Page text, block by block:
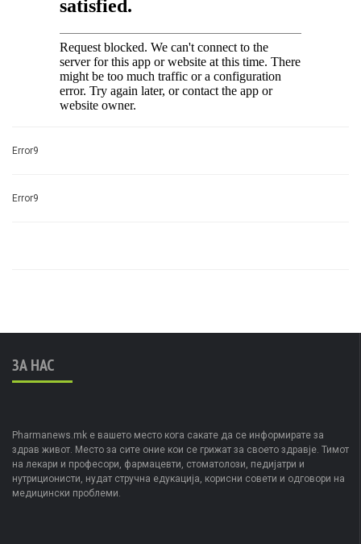
Error9
Error9
ЗА НАС
Pharmanews.mk е вашето место кога сакате да се информирате за
здрав живот. Место за сите оние кои се грижат за своето здравје. Тимот
на лекари и професори, фармацевти, стоматолози, педијатри и
нутриционисти, нудат стручна едукација, корисни совети и одговори на
медицински проблеми.